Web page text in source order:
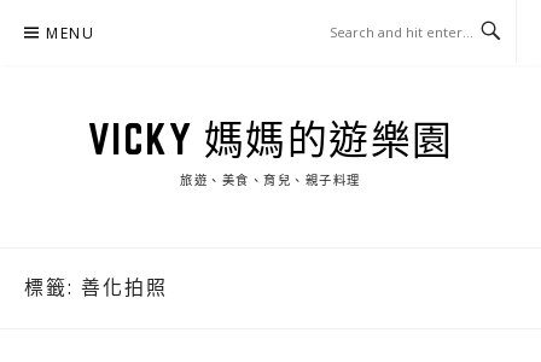
MENU
VICKY 媽媽的遊樂園
旅遊、美食、育兒、親子料理
標籤: 善化拍照